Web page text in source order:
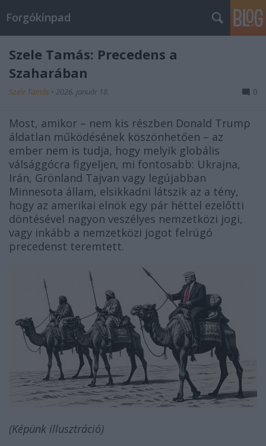
Forgókínpad
Szele Tamás: Precedens a
Szaharában
Szele Tamás • 2026. január 18. 0
Most, amikor – nem kis részben Donald Trump
áldatlan működésének köszönhetően – az
ember nem is tudja, hogy melyik globális
válsággócra figyeljen, mi fontosabb: Ukrajna,
Irán, Grönland Tajvan vagy legújabban
Minnesota állam, elsikkadni látszik az a tény,
hogy az amerikai elnök egy pár héttel ezelőtti
döntésével nagyon veszélyes nemzetközi jogi,
vagy inkább a nemzetközi jogot felrúgó
precedenst teremtett.
(Képünk illusztráció)